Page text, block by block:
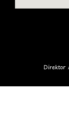
Direktor